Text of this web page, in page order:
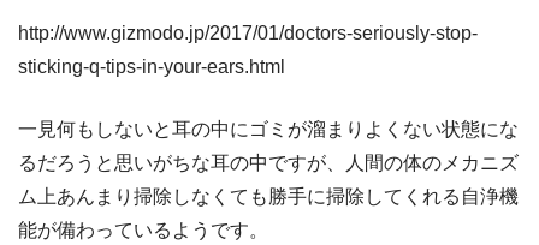
http://www.gizmodo.jp/2017/01/doctors-seriously-stop-
sticking-q-tips-in-your-ears.html
一見何もしないと耳の中にゴミが溜まりよくない状態にな
るだろうと思いがちな耳の中ですが、人間の体のメカニズ
ム上あんまり掃除しなくても勝手に掃除してくれる自浄機
能が備わっているようです。